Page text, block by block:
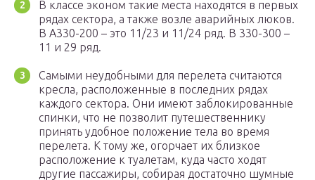
В классе эконом такие места находятся в первых
рядах сектора, а также возле аварийных люков.
В А330-200 – это 11/23 и 11/24 ряд. В 330-300 –
11 и 29 ряд.
Самыми неудобными для перелета считаются
кресла, расположенные в последних рядах
каждого сектора. Они имеют заблокированные
спинки, что не позволит путешественнику
принять удобное положение тела во время
перелета. К тому же, огорчает их близкое
расположение к туалетам, куда часто ходят
другие пассажиры, собирая достаточно шумные